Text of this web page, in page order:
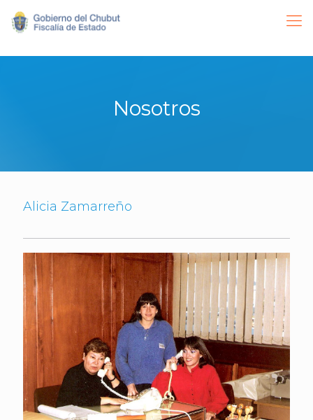
Nosotros
Alicia Zamarreño